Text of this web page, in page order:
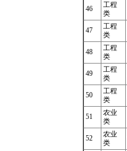
46
工程
类
47
工程
类
48
工程
类
49
工程
类
50
工程
类
51
农业
类
52
农业
类